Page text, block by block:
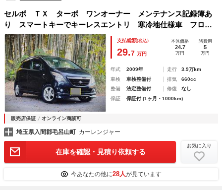
セルボ ＴＸ ターボ ワンオーナー メンテナンス記録簿あ
り スマートキーでキーレスエントリ 寒冷地仕様車 フロン
トフォグランプ 盗難防止装置 ＭＴモード付き
支払総額(税込)
29.7 万円
本体価格
24.7
万円
諸費用
5
万円
年式 2009年 走行
3.9万km
車検
車検整備付 排気
660cc
整備
法定整備付 修復
なし
保証
保証付 (1ヶ月・1000km)
販売店保証 オンライン商談可
埼玉県入間郡毛呂山町 カーレンジャー
在庫を確認・見積り依頼する
お気に入り
今あなたの他に28人が見ています